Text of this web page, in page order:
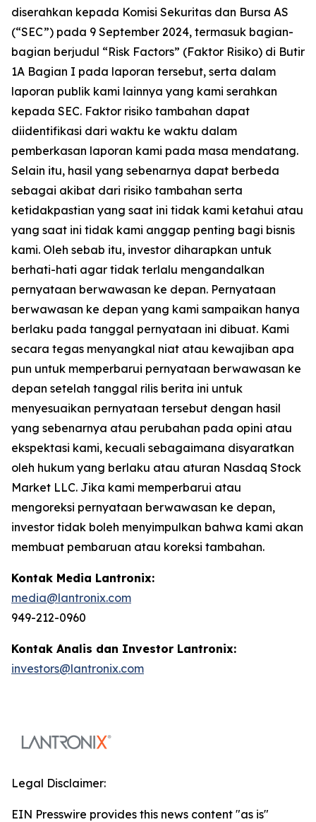
diserahkan kepada Komisi Sekuritas dan Bursa AS
(“SEC”) pada 9 September 2024, termasuk bagian-
bagian berjudul “Risk Factors” (Faktor Risiko) di Butir
1A Bagian I pada laporan tersebut, serta dalam
laporan publik kami lainnya yang kami serahkan
kepada SEC. Faktor risiko tambahan dapat
diidentifikasi dari waktu ke waktu dalam
pemberkasan laporan kami pada masa mendatang.
Selain itu, hasil yang sebenarnya dapat berbeda
sebagai akibat dari risiko tambahan serta
ketidakpastian yang saat ini tidak kami ketahui atau
yang saat ini tidak kami anggap penting bagi bisnis
kami. Oleh sebab itu, investor diharapkan untuk
berhati-hati agar tidak terlalu mengandalkan
pernyataan berwawasan ke depan. Pernyataan
berwawasan ke depan yang kami sampaikan hanya
berlaku pada tanggal pernyataan ini dibuat. Kami
secara tegas menyangkal niat atau kewajiban apa
pun untuk memperbarui pernyataan berwawasan ke
depan setelah tanggal rilis berita ini untuk
menyesuaikan pernyataan tersebut dengan hasil
yang sebenarnya atau perubahan pada opini atau
ekspektasi kami, kecuali sebagaimana disyaratkan
oleh hukum yang berlaku atau aturan Nasdaq Stock
Market LLC. Jika kami memperbarui atau
mengoreksi pernyataan berwawasan ke depan,
investor tidak boleh menyimpulkan bahwa kami akan
membuat pembaruan atau koreksi tambahan.
Kontak Media Lantronix:
media@lantronix.com
949-212-0960
Kontak Analis dan Investor Lantronix:
investors@lantronix.com
Legal Disclaimer:
EIN Presswire provides this news content "as is"